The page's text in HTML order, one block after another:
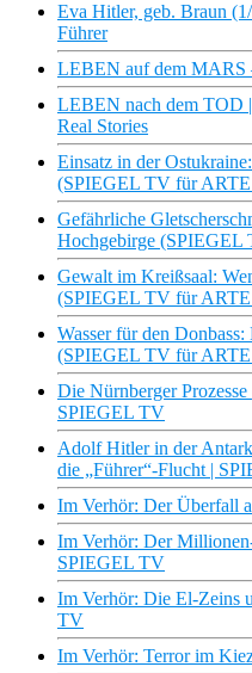
Eva Hitler, geb. Braun
Führer
LEBEN auf dem MARS
LEBEN nach dem TOD
Real Stories
Einsatz in der
(SPIEGEL TV für
Gefährliche
Hochgebirge
Gewalt im Kreißsaal:
(SPIEGEL TV für
Wasser für den
(SPIEGEL TV für
Die Nürnberger
SPIEGEL TV
Adolf Hitler in der
die „Führer“-Flucht |
Im Verhör: Der Überfall
Im Verhör: Der
SPIEGEL TV
Im Verhör: Die El-Zeins
TV
Im Verhör: Terror im